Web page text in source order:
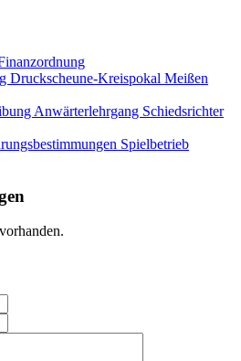
Druckscheune-Kreispokal Meißen
Anwärterlehrgang Schiedsrichter
Spielbetrieb